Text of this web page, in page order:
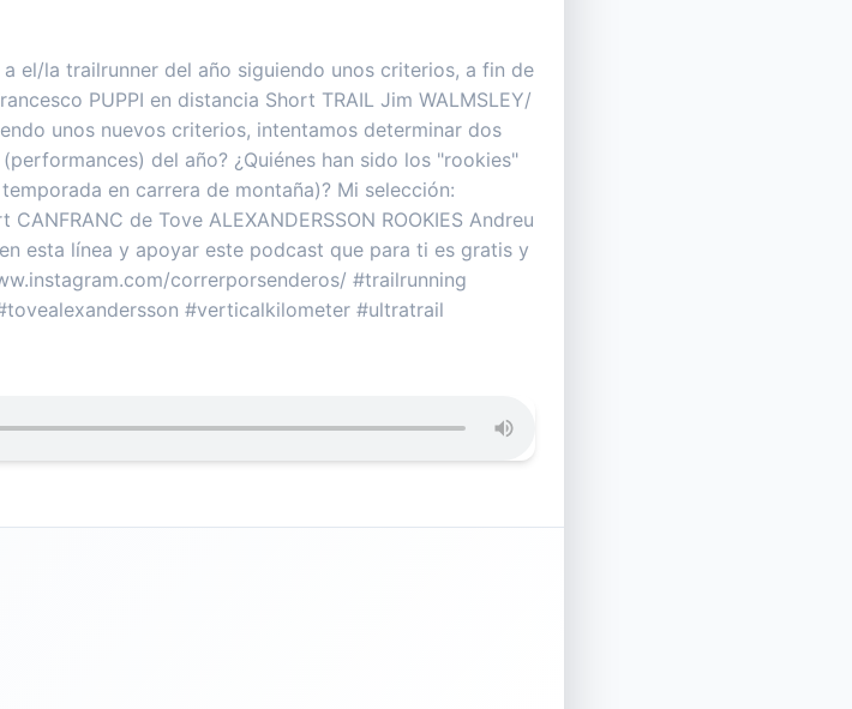
el/la trailrunner del año siguiendo unos criterios, a fin de
PUPPI en distancia Short TRAIL Jim WALMSLEY/
unos nuevos criterios, intentamos determinar dos
del año? ¿Quiénes han sido los "rookies"
en carrera de montaña)? Mi selección:
CANFRANC de Tove ALEXANDERSSON ROOKIES Andreu
esta línea y apoyar este podcast que para ti es gratis y
correrporsenderos/ #trailrunning
#verticalkilometer #ultratrail